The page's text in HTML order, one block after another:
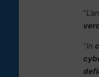
“
“In